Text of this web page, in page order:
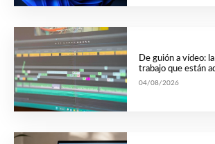
De guión a vídeo:
trabajo que están
04/08/2026